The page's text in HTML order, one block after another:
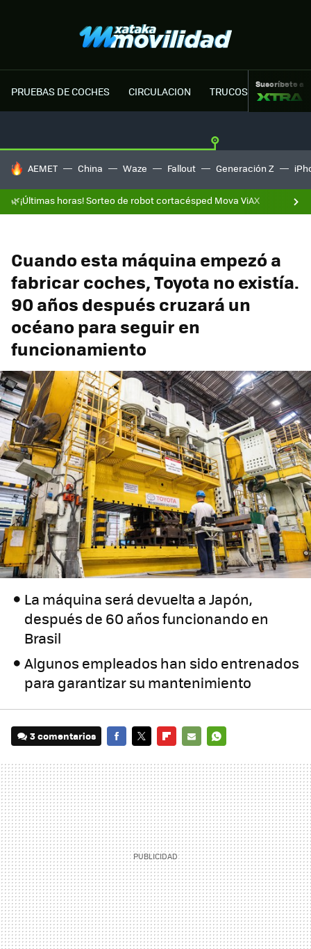
PRUEBAS DE COCHES CIRCULACION TRUCOS MOTOR
Suscríbete a
HOY SE HABLA DE
AEMET China Waze Fallout Generación Z
🌿¡Últimas horas! Sorteo de robot cortacésped Mova ViAX
Cuando esta máquina empezó a
fabricar coches, Toyota no existía.
90 años después cruzará un
océano para seguir en
funcionamiento
La máquina será devuelta a Japón,
después de 60 años funcionando en
Brasil
Algunos empleados han sido entrenados
para garantizar su mantenimiento
3 comentarios
MAIL